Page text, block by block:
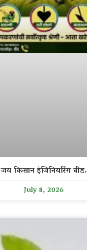
जय किसान इंजिनियरिंग बीड.
July 8, 2026